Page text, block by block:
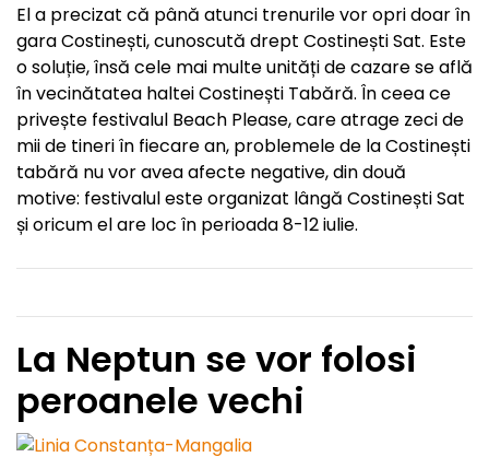
El a precizat că până atunci trenurile vor opri doar în
gara Costinești, cunoscută drept Costinești Sat. Este
o soluție, însă cele mai multe unități de cazare se află
în vecinătatea haltei Costinești Tabără. În ceea ce
privește festivalul Beach Please, care atrage zeci de
mii de tineri în fiecare an, problemele de la Costinești
tabără nu vor avea afecte negative, din două
motive: festivalul este organizat lângă Costinești Sat
și oricum el are loc în perioada 8-12 iulie.
La Neptun se vor folosi
peroanele vechi